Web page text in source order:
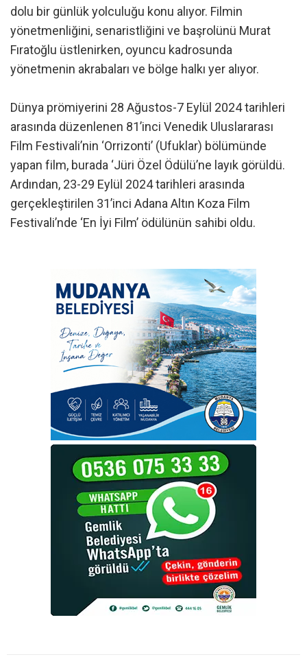
dolu bir günlük yolculuğu konu alıyor. Filmin
yönetmenliğini, senaristliğini ve başrolünü Murat
Fıratoğlu üstlenirken, oyuncu kadrosunda
yönetmenin akrabaları ve bölge halkı yer alıyor.
Dünya prömiyerini 28 Ağustos-7 Eylül 2024 tarihleri
arasında düzenlenen 81’inci Venedik Uluslararası
Film Festivali’nin ‘Orrizonti’ (Ufuklar) bölümünde
yapan film, burada ‘Jüri Özel Ödülü’ne layık görüldü.
Ardından, 23-29 Eylül 2024 tarihleri arasında
gerçekleştirilen 31’inci Adana Altın Koza Film
Festivali’nde ‘En İyi Film’ ödülünün sahibi oldu.